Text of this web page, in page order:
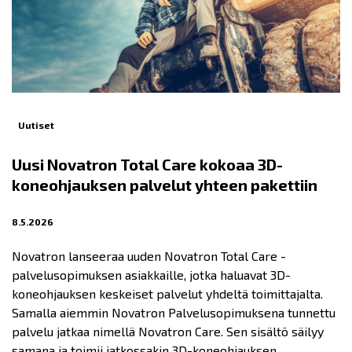
Uutiset
Uusi Novatron Total Care kokoaa 3D-
koneohjauksen palvelut yhteen pakettiin
8.5.2026
Novatron lanseeraa uuden Novatron Total Care -
palvelusopimuksen asiakkaille, jotka haluavat 3D-
koneohjauksen keskeiset palvelut yhdeltä toimittajalta.
Samalla aiemmin Novatron Palvelusopimuksena tunnettu
palvelu jatkaa nimellä Novatron Care. Sen sisältö säilyy